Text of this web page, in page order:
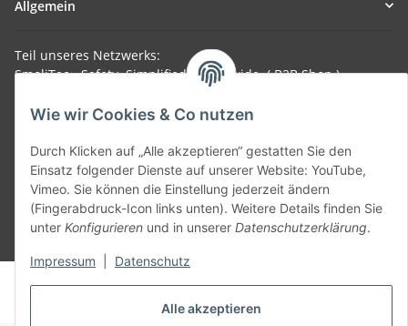
Alle akzeptieren
Wie wir Cookies & Co nutzen
Durch Klicken auf „Alle akzeptieren“ gestatten Sie den
Einsatz folgender Dienste auf unserer Website: YouTube,
Vimeo. Sie können die Einstellung jederzeit ändern
(Fingerabdruck-Icon links unten). Weitere Details finden Sie
unter Konfigurieren und in unserer Datenschutzerklärung.
Impressum Datenschutz
Allgemein
Teil unseres Netzwerks:
SmoliTec - Safety. Simplified. Worldwide. ( B2B Shop )
* Alle Preise inkl. gesetzlicher USt., zzgl. Versand
© voltmaster.de
Powered by
JTL-Shop